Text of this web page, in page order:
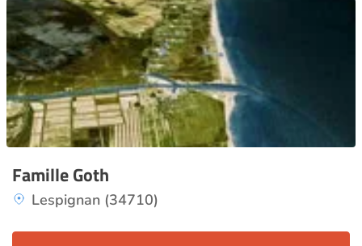
Famille Goth
Lespignan (34710)